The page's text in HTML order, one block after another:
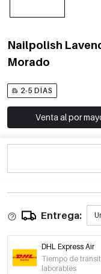
Nailpolish
Morado
2-5 DÍAS
Venta al por
Entrega:
DHL Express Air
Tiempo de
laborables